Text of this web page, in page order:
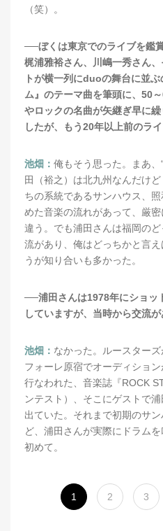
（笑）。
──ぼくは東京でのライブを鑑
梶浦雅裕さん、川嶋一秀さん
トが横一列にduoの舞台に並
ム』のテーマ曲を筆頭に、50
やロックの名曲が矢継ぎ早に
したが、もう20年以上前のライ
池畑： 俺もそう思った。まあ、
田（裕之）は北九州なんだけ
ちの系統であるサンハウス、
めた音楽の流れがあって、厳
違う。でも浦田さんは福岡の
流があり、俺はどっちかと言
うが知り合いも多かった。
──浦田さんは1978年にショッ
していますが、当時から交流が
池畑： なかった。ルースター
フォーレ原宿でオーディショ
行なわれた、音楽誌『ROCK
ンテスト）、そこにゲストで
出ていた。それまで初期のサ
ど、浦田さんが実際にドラム
初めて。
1 2 3